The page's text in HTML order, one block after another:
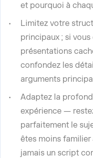
et pourquoi à
Limitez votre
principaux ; si
présentations
confondez les
arguments
Adaptez la
expérience —
parfaitement le
êtes moins familier
jamais un script